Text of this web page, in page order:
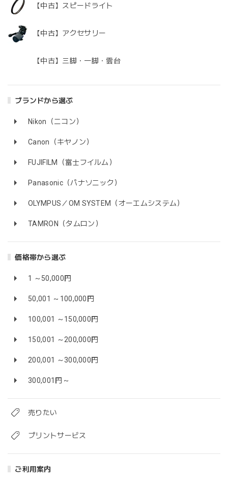
【中古】スピードライト
【中古】アクセサリー
【中古】三脚・一脚・雲台
ブランドから選ぶ
Nikon（ニコン）
Canon（キヤノン）
FUJIFILM（富士フイルム）
Panasonic（パナソニック）
OLYMPUS／OM SYSTEM（オーエムシステム）
TAMRON（タムロン）
価格帯から選ぶ
1 ～50,000円
50,001 ～100,000円
100,001 ～150,000円
150,001 ～200,000円
200,001 ～300,000円
300,001円～
売りたい
プリントサービス
ご利用案内